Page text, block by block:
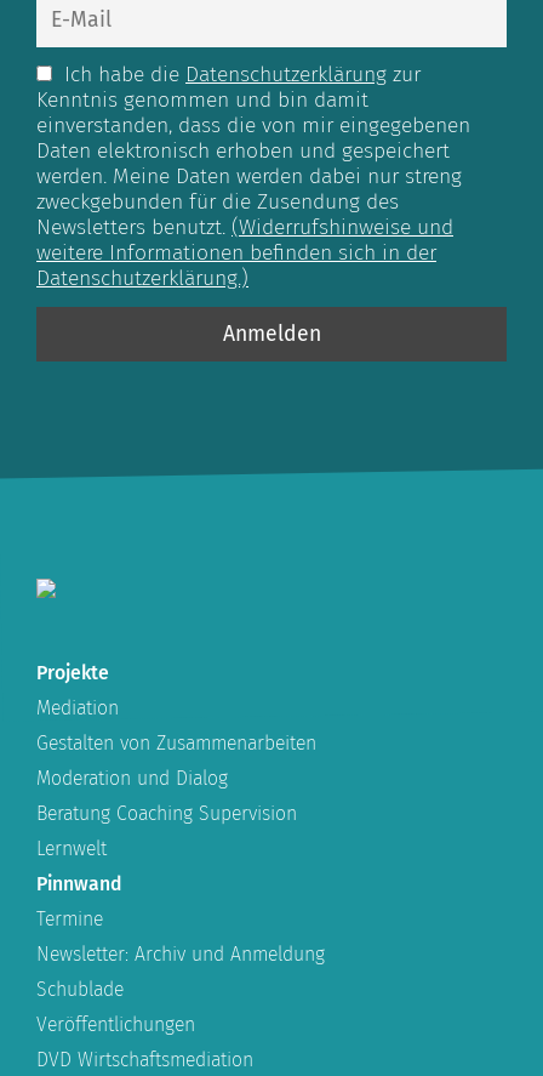
Ich habe die Datenschutzerklärung zur
Kenntnis genommen und bin damit
einverstanden, dass die von mir eingegebenen
Daten elektronisch erhoben und gespeichert
werden. Meine Daten werden dabei nur streng
zweckgebunden für die Zusendung des
Newsletters benutzt. (Widerrufshinweise und
weitere Informationen befinden sich in der
Datenschutzerklärung.)
Projekte
Mediation
Gestalten von Zusammenarbeiten
Moderation und Dialog
Beratung Coaching Supervision
Lernwelt
Pinnwand
Termine
Newsletter: Archiv und Anmeldung
Schublade
Veröffentlichungen
DVD Wirtschaftsmediation